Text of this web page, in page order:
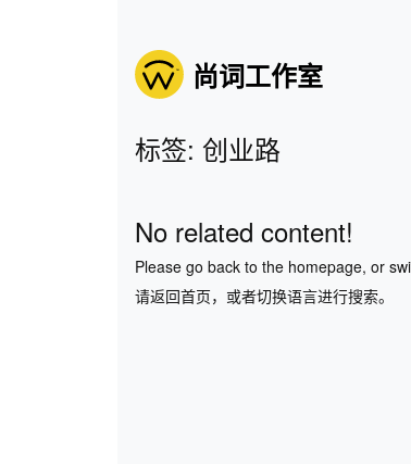
尚词工作室
标签: 创业路
No related content!
Please go back to the homepage, or
请返回首页，或者切换语言进行搜索。